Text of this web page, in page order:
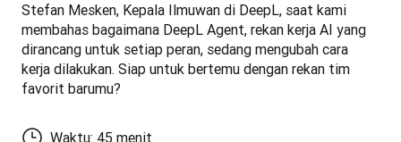
Stefan Mesken, Kepala Ilmuwan di DeepL, saat kami
membahas bagaimana DeepL Agent, rekan kerja AI yang
dirancang untuk setiap peran, sedang mengubah cara
kerja dilakukan. Siap untuk bertemu dengan rekan tim
favorit barumu?
Waktu: 45 menit